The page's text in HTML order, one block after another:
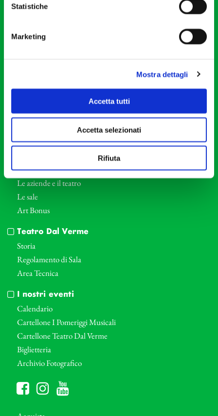
Statistiche
Marketing
Mostra dettagli
Accetta tutti
Accetta selezionati
Rifiuta
Cod. Fisc. 80078650159
Orchestra I Pomeriggi Musicali
Direttore Artistico
Professori d’Orchestra
Eventi Corporate
Le aziende e il teatro
Le sale
Art Bonus
Teatro Dal Verme
Storia
Regolamento di Sala
Area Tecnica
I nostri eventi
Calendario
Cartellone I Pomeriggi Musicali
Cartellone Teatro Dal Verme
Biglietteria
Archivio Fotografico